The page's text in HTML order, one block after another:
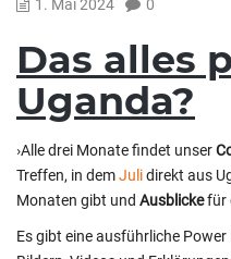
1. Mai 2024 0
Das alles
Uganda?
›Alle drei Monate findet unser
Treffen, in demJulidirekt aus
Monaten gibt und Ausblickefür
Es gibt eine ausführliche